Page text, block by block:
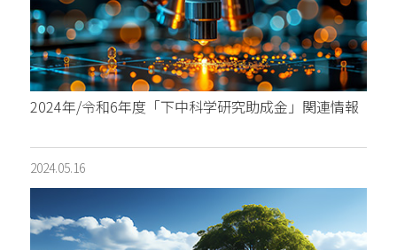
2024年/令和6年度「下中科学研究助成金」関連情報
2024.05.16